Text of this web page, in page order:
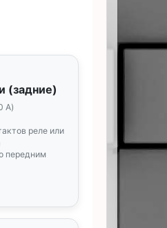
(задние)
А)
реле или
передним